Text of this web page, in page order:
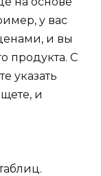
у вас
и вы
продукта. С
указать
и